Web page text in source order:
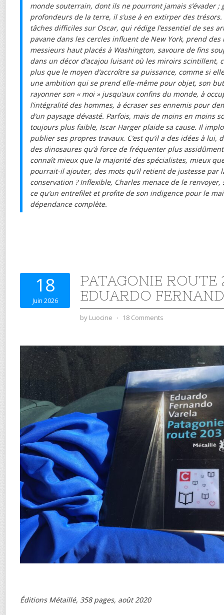
monde souterrain, dont ils ne pourront jamais s’évader ;
profondeurs de la terre, il s’use à en extirper des
tâches difficiles sur Oscar, qui rédige l’essentiel de ses
pavane dans les cercles influent de New York, prend des
messieurs haut placés à Washington, savoure de fins
dans un décor d’acajou luisant où les miroirs scintillent,
plus que le moyen d’accroître sa puissance, comme si
une ambition qui se prend elle-même pour objet, son
rayonner son « moi » jusqu’aux confins du monde, à
l’intégralité des hommes, à écraser ses ennemis pour
d’un paysage dévasté. Parfois, mais de moins en moins
toujours plus faible, Iscar Harger plaide sa cause. Il
publier ses propres travaux. C’est qu’il a des idées à lui,
des dinosaures qu’à force de fréquenter plus
connaît mieux que la majorité des spécialistes, mieux
pourrait-il ajouter, des mots qu’il retient de justesse par
conservation ? Inflexible, Charles menace de le
ce qu’un entrefilet et profite de son indigence pour le
dépendance complète.
18
Juin 2026
PATAGONIE
EDUARDO
by Luocine ⋅ 18 Comments
Éditions Métaillé, 358 pages, août 2020